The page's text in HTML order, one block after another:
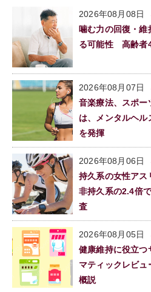
2026年08月08日
噛む力の回復・
る可能性 高齢者
2026年08月07日
音楽療法、スポー
は、メンタルヘ
を発揮
2026年08月06日
持久系の女性ア
非持久系の2.4倍
査
2026年08月05日
健康維持に役立つ
マティックレビ
概説